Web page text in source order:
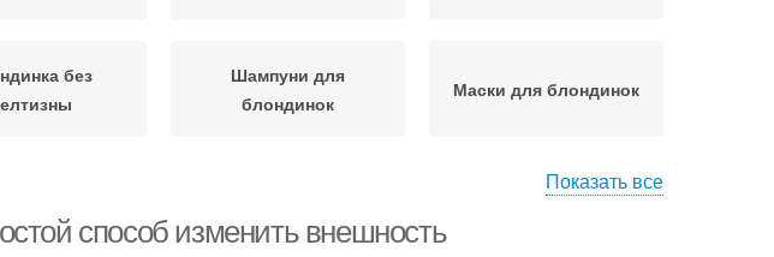
без
Шампуни для
блондинок
Маски для блондинок
Показать все
способ изменить внешность